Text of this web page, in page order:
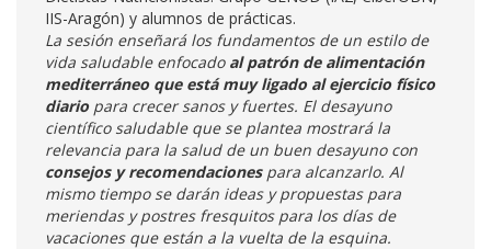
IIS-Aragón) y alumnos de prácticas.
La sesión enseñará los fundamentos de un estilo de
vida saludable enfocado al patrón de alimentación
mediterráneo que está muy ligado al ejercicio físico
diario para crecer sanos y fuertes. El desayuno
científico saludable que se plantea mostrará la
relevancia para la salud de un buen desayuno con
consejos y recomendacionespara alcanzarlo. Al
mismo tiempo se darán ideas y propuestas para
meriendas y postres fresquitos para los días de
vacaciones que están a la vuelta de la esquina.